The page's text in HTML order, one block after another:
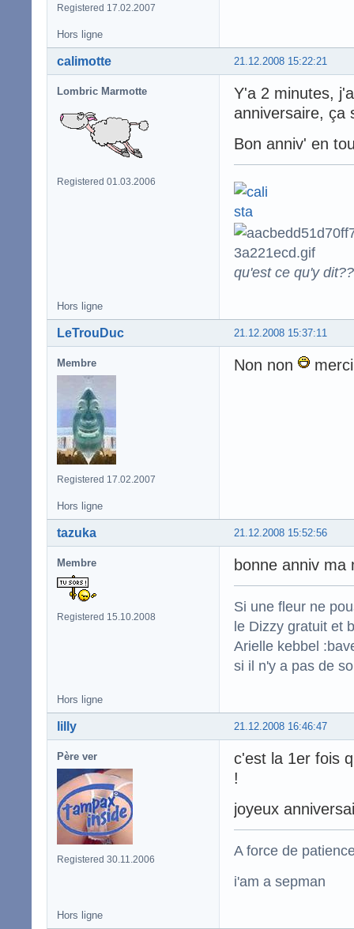
Registered 17.02.2007
Hors ligne
21.12.2008 15:22:21
calimotte
Lombric Marmotte
Registered 01.03.2006
Y'a 2 minutes,
anniversaire, ça
Bon anniv' en
qu'est ce qu'y
Hors ligne
21.12.2008 15:37:11
LeTrouDuc
Membre
Registered 17.02.2007
Non non
Hors ligne
21.12.2008 15:52:56
tazuka
Membre
Registered 15.10.2008
bonne anniv ma
Si une fleur ne
le Dizzy gratuit et
Arielle kebbel
si il n'y a pas de
Hors ligne
21.12.2008 16:46:47
lilly
Père ver
Registered 30.11.2006
c'est la 1er fois
!
joyeux
A force de
i'am a sepman
Hors ligne